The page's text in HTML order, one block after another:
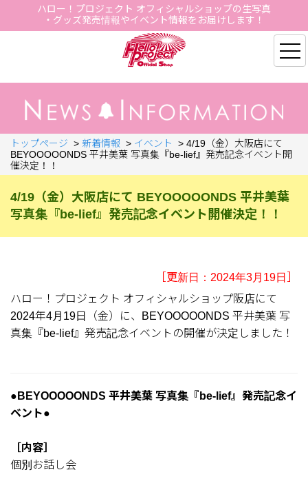
ハロー！プロジェクト オフィシャルショップの生写真
・グッズ発売情報やイベント情報をお届けします！
Hello Project Official
トップページ > 新着情報 > イベント > 4/19（金）大阪店にて
BEYOOOOONDS 平井美葉 写真集『be-lief』発売記念イベント開
催決定！！
4/19（金）大阪店にて BEYOOOOONDS 平井美葉
写真集『be-lief』発売記念イベント開催決定！！
［更新日：2024年3月19日］
ハロー！プロジェクト オフィシャルショップ阪店にて
2024年4月19日（金）に、BEYOOOOONDS 平井美葉 写
真集『be-lief』発売記念イベントの開催が決定しました！
●BEYOOOOONDS 平井美葉 写真集『be-lief』発売記念イ
ベント●
［内容］
個別お話し会